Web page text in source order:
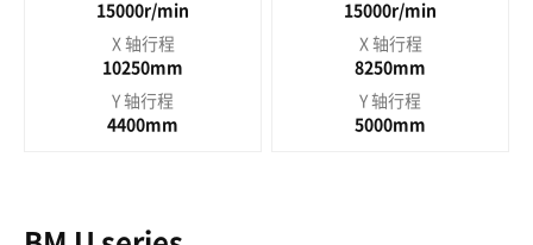
15000r/min
X 轴行程
10250mm
Y 轴行程
4400mm
15000r/min
X 轴行程
8250mm
Y 轴行程
5000mm